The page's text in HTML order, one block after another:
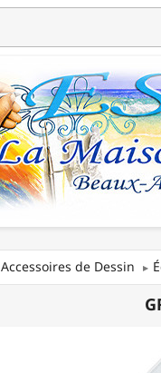
Accessoires de Dessin